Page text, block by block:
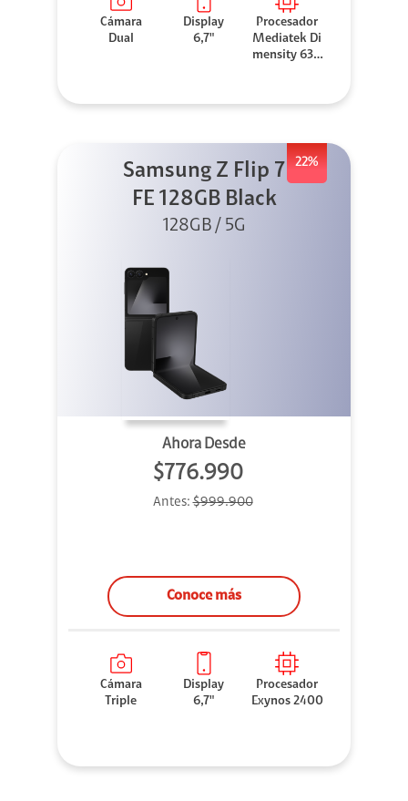
Cámara
Dual
Display
6,7"
Procesador
Mediatek Di
mensity 630
22%
Samsung Z Flip 7
FE 128GB Black
128GB / 5G
Ahora Desde
$776.990
Antes:$999.900
Conoce más
Cámara
Triple
Display
6,7"
Procesador
Exynos 2400